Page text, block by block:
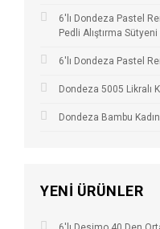
6'lı Dondeza Pastel
Pedli Alıştırma
6'lı Dondeza Pastel
Dondeza 5005 Likralı
Dondeza Bambu
YENI ÜRÜNLER